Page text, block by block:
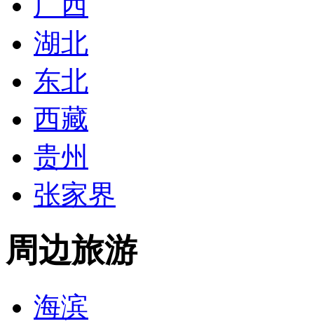
湖北
东北
西藏
贵州
张家界
周边旅游
海滨